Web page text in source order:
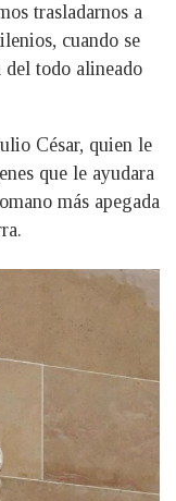
trasladarnos a
cuando se
del todo alineado
César, quien le
que le ayudara
más apegada